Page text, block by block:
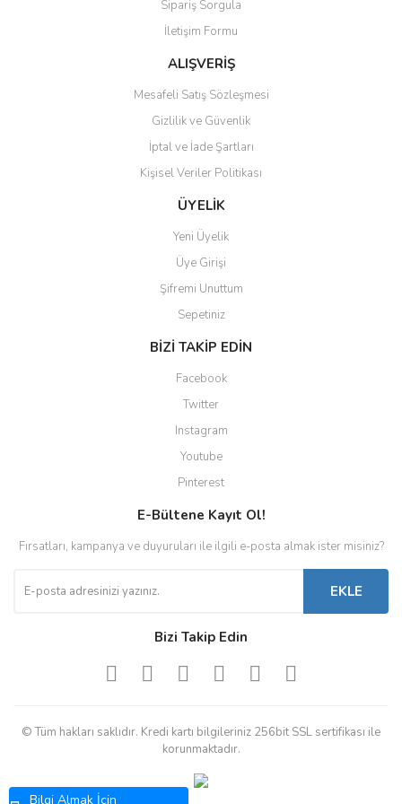
Bilgi Almak İçin
Sipariş Sorgula
İletişim Formu
ALIŞVERİŞ
Mesafeli Satış Sözleşmesi
Gizlilik ve Güvenlik
İptal ve İade Şartları
Kişisel Veriler Politikası
ÜYELİK
Yeni Üyelik
Üye Girişi
Şifremi Unuttum
Sepetiniz
BİZİ TAKİP EDİN
Facebook
Twitter
Instagram
Youtube
Pinterest
E-Bültene Kayıt Ol!
Fırsatları, kampanya ve duyuruları ile ilgili e-posta almak ister misiniz?
EKLE
Bizi Takip Edin
© Tüm hakları saklıdır. Kredi kartı bilgileriniz 256bit SSL sertifikası ile
korunmaktadır.